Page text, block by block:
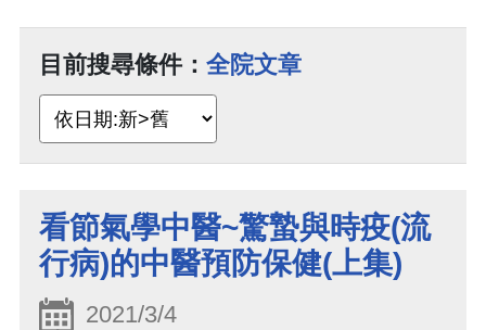
目前搜尋條件： 全院文章
看節氣學中醫~驚蟄與時疫(流
行病)的中醫預防保健(上集)
2021/3/4